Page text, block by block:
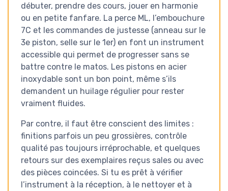
débuter, prendre des cours, jouer en harmonie
ou en petite fanfare. La perce ML, l’embouchure
7C et les commandes de justesse (anneau sur le
3e piston, selle sur le 1er) en font un instrument
accessible qui permet de progresser sans se
battre contre le matos. Les pistons en acier
inoxydable sont un bon point, même s’ils
demandent un huilage régulier pour rester
vraiment fluides.
Par contre, il faut être conscient des limites :
finitions parfois un peu grossières, contrôle
qualité pas toujours irréprochable, et quelques
retours sur des exemplaires reçus sales ou avec
des pièces coincées. Si tu es prêt à vérifier
l’instrument à la réception, à le nettoyer et à